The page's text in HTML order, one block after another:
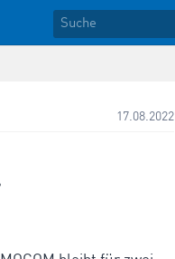
17.08.2022